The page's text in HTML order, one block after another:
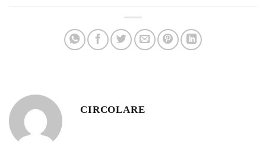
CIRCOLARE